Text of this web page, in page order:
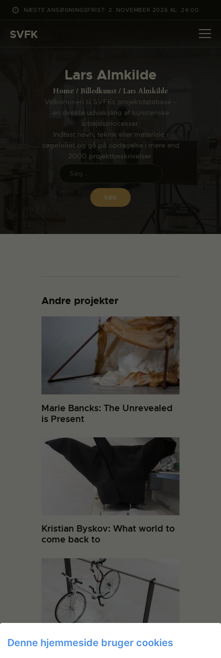
NÆSTE ANSØGNINGSFRIST: 2. NOVEMBER 2026 KL. 24:00
SVFK
Lars Almkilde
Home Billedkunst Lars Almkilde
Velkommen til SVFKs projektdatabase –
en direkte udveksling af kunsteriske
arbejdsprocesser.
Indtast navn, teknik eller materiale i
søgefeltet og gå på opdagelse i mere end
2000 projektbeskrivelser.
DET SKER
CHANNEL
ANSØG
OM SVFK
ENGLISH
Andre projekter
Marie Bancks: The Unrevealed
is Present
Kristian Byskov: What world to
come back to
Hans E Madsen: Cykelstang
Denne hjemmeside bruger cookies